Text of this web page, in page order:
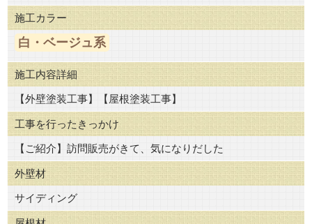
施工カラー
白・ベージュ系
施工内容詳細
【外壁塗装工事】【屋根塗装工事】
工事を行ったきっかけ
【ご紹介】訪問販売がきて、気になりだした
外壁材
サイディング